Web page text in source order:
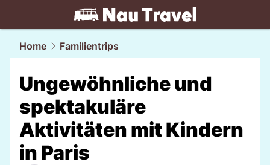
travel.NAU.ch
Home Familientrips
Ungewöhnliche und
spektakuläre
Aktivitäten mit Kindern
in Paris